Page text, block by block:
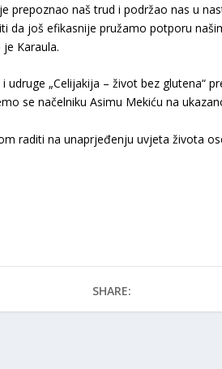
prepoznao naš trud i podržao nas u
da još efikasnije pružamo potporu
Karaula.
„Celijakija – život bez glutena“
se načelniku Asimu Mekiću na
raditi na unaprjeđenju uvjeta života
SHARE: